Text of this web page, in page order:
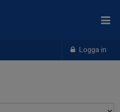
Logga in